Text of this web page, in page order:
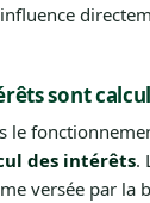
sont
le
des intérêts.
versée par la